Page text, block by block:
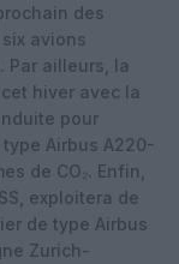
des
avions
Par ailleurs, la
hiver avec la
pour
Airbus A220-
de CO₂. Enfin,
exploitera de
de type Airbus
Zurich-